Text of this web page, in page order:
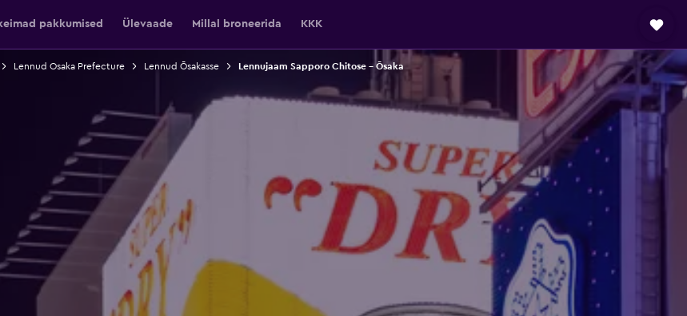
pakkumised Ülevaade Millal broneerida KKK
Lennud Osaka Prefecture Lennud Ōsakasse Lennujaam Sapporo Chitose – Ōsaka